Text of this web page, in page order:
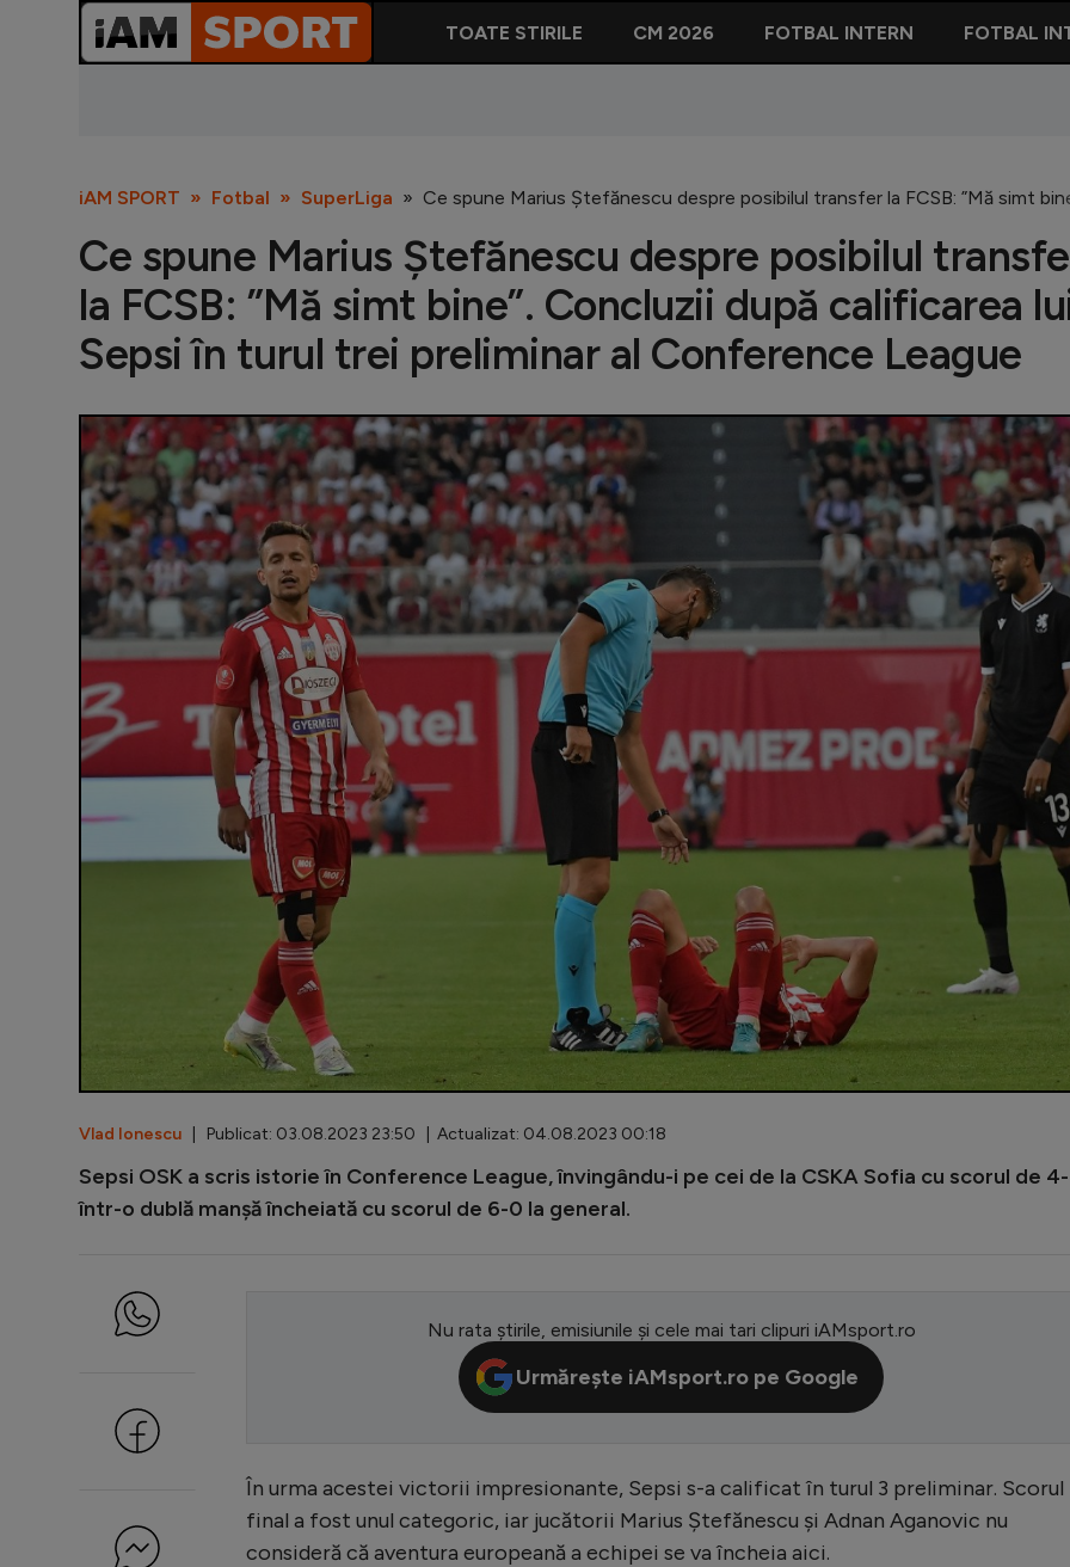
TOATE STIRILE CM 2026 FOTBAL INTERN FOTBAL
iAM SPORT Fotbal SuperLiga Ce spune Marius Ștefănescu despre posibilul transfer la FCSB: ”Mă simt
Ce spune Marius Ștefănescu despre posibilul
la FCSB: ”Mă simt bine”. Concluzii după calificarea
Sepsi în turul trei preliminar al Conference League
Vlad Ionescu | Publicat: 03.08.2023 23:50 | Actualizat: 04.08.2023 00:18
Sepsi OSK a scris istorie în Conference League, învingându-i pe cei de la CSKA Sofia cu scorul de
într-o dublă manșă încheiată cu scorul de 6-0 la general.
Nu rata știrile, emisiunile și cele mai tari clipuri iAMsport.ro
Urmărește iAMsport.ro pe Google
În urma acestei victorii impresionante, Sepsi s-a calificat în turul 3 preliminar. Scorul
final a fost unul categoric, iar jucătorii Marius Ștefănescu și Adnan Aganovic nu
consideră că aventura europeană a echipei se va încheia aici.